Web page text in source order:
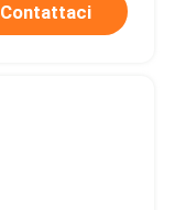
Contattaci